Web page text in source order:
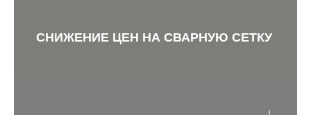
СНИЖЕНИЕ ЦЕН НА СВАРНУЮ СЕТКУ